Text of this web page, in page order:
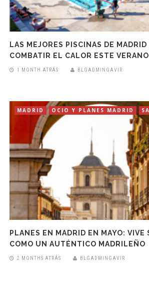
LAS MEJORES PISCINAS DE
COMBATIR EL CALOR ESTE VERANO
1 MONTH ATRÁS BLGADMINGAVIR
MADRID OCIO Y PLANES MADRID
PLANES EN MADRID EN MAYO: VIVE
COMO UN AUTÉNTICO MADRILEÑO
2 MONTHS ATRÁS BLGADMINGAVIR